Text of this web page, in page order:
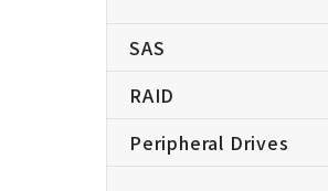
SAS
RAID
Peripheral Drives